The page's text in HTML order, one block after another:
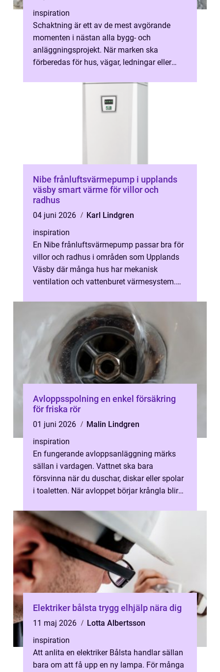
inspiration
Schaktning är ett av de mest avgörande
momenten i nästan alla bygg- och
anläggningsprojekt. När marken ska
förberedas för hus, vägar, ledningar eller
Nibe frånluftsvärmepump i upplands
väsby smart värme för villor och
radhus
04 juni 2026
Karl Lindgren
inspiration
En Nibe frånluftsvärmepump passar bra för
villor och radhus i områden som Upplands
Väsby där många hus har mekanisk
ventilation och vattenburet värmesystem.
Avloppsspolning en enkel försäkring
för friska rör
01 juni 2026
Malin Lindgren
inspiration
En fungerande avloppsanläggning märks
sällan i vardagen. Vattnet ska bara
försvinna när du duschar, diskar eller spolar
i toaletten. När avloppet börjar krångla blir
Elektriker bålsta trygg elhjälp nära dig
11 maj 2026
Lotta Albertsson
inspiration
Att anlita en elektriker Bålsta handlar sällan
bara om att få upp en ny lampa. För många